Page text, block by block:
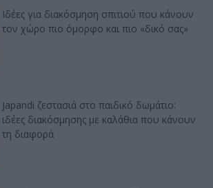
Ιδέες για διακόσμηση σπιτιού που κάνουν
τον χώρο πιο όμορφο και πιο «δικό σας»
Japandi ζεστασιά στο παιδικό δωμάτιο:
ιδέες διακόσμησης με καλάθια που κάνουν
τη διαφορά